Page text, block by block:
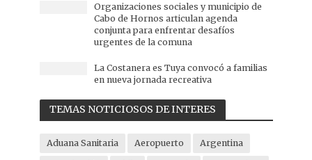
Organizaciones sociales y municipio de
Cabo de Hornos articulan agenda
conjunta para enfrentar desafíos
urgentes de la comuna
La Costanera es Tuya convocó a familias
en nueva jornada recreativa
TEMAS NOTICIOSOS DE INTERES
Aduana Sanitaria Aeropuerto Argentina